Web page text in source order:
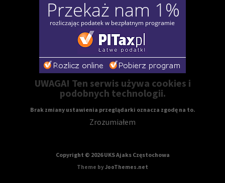
UWAGA! Ten serwis używa cookies i
podobnych technologii.
Brak zmiany ustawienia przeglądarki oznacza zgodę na to.
Zrozumiałem
Copyright © 2026 UKS Ajaks Częstochowa
Theme byJooThemes.net